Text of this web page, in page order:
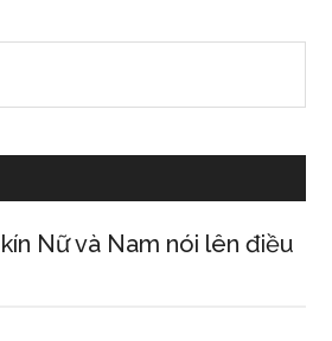
Nữ và Nam nói lên điều